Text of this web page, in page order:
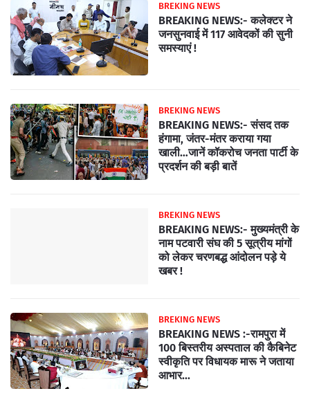
BREKING NEWS
BREAKING NEWS:- कलेक्टर ने
जनसुनवाई में 117 आवेदकों की सुनी
समस्याएं !
BREKING NEWS
BREAKING NEWS:- संसद तक
हंगामा, जंतर-मंतर कराया गया
खाली…जानें कॉकरोच जनता पार्टी के
प्रदर्शन की बड़ी बातें
BREKING NEWS
BREAKING NEWS:- मुख्यमंत्री के
नाम पटवारी संघ की 5 सूत्रीय मांगों
को लेकर चरणबद्ध आंदोलन पड़े ये
खबर !
BREKING NEWS
BREAKING NEWS :-रामपुरा में
100 बिस्तरीय अस्पताल की कैबिनेट
स्वीकृति पर विधायक मारू ने जताया
आभार...